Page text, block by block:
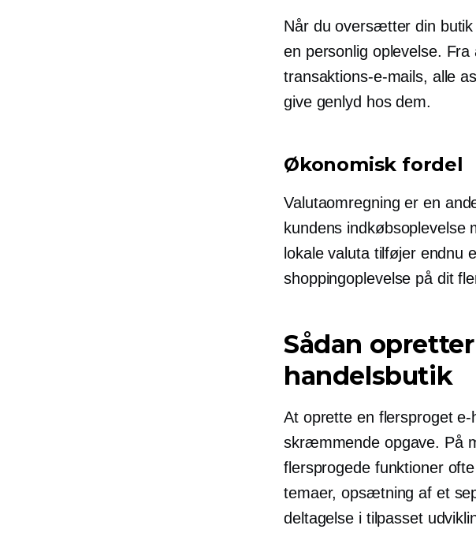
Når du oversætter din
en personlig oplevelse.
transaktions-e-mails, alle
give genlyd hos dem.
Økonomisk fordel
Valutaomregning er en
kundens indkøbsoplevelse
lokale valuta tilføjer endnu
shoppingoplevelse på dit
Sådan
handelsbutik
At oprette en flersproget
skræmmende opgave. På
flersprogede funktioner
temaer, opsætning af et
deltagelse i tilpasset